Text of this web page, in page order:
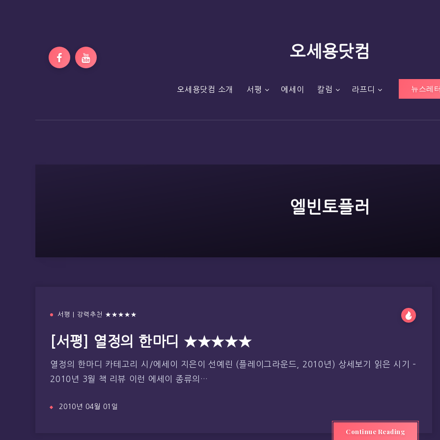
오세용닷컴
오세용닷컴 소개 서평 에세이 칼럼 라프디 뉴스레
엘빈토플러
서평 | 강력추천 ★★★★★
[서평] 열정의 한마디 ★★★★★
열정의 한마디 카테고리 시/에세이 지은이 선예린 (플레이그라운드, 2010년) 상세보기 읽은 시기 –
2010년 3월 책 리뷰 이런 에세이 종류의…
2010년 04월 01일
Continue Reading